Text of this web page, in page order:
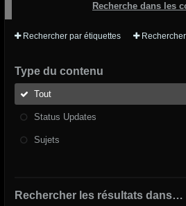
Recherche dans les
Rechercher par étiquettes
Type du contenu
Tout
Status Updates
Sujets
Rechercher les résultats dans…